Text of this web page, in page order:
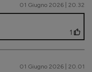
01 Giugno 2026 | 20.32
1
01 Giugno 2026 | 20.01